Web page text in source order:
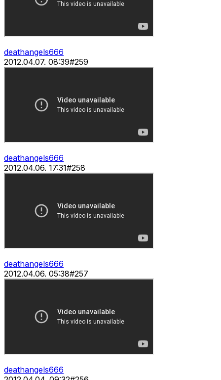
deathangels666
2012.04.07. 08:39#259
deathangels666
2012.04.06. 17:31#258
deathangels666
2012.04.06. 05:38#257
deathangels666